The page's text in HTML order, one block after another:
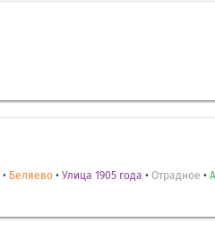
• Беляево • Улица 1905 года • Отрадное •